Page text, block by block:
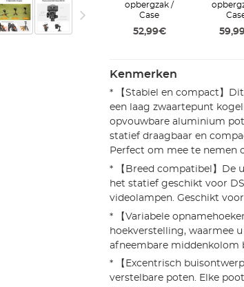
opbergzak /
Case
52,99€
Kenmerken
* 【Stabiel en compact】
een laag zwaartepunt
opvouwbare aluminium
statief draagbaar en
Perfect om mee te nemen
* 【Breed compatibel】De
het statief geschikt voor
videolampen. Geschikt
* 【Variabele
hoekverstelling, waarmee u
afneembare middenkolom
* 【Excentrisch
verstelbare poten. Elke